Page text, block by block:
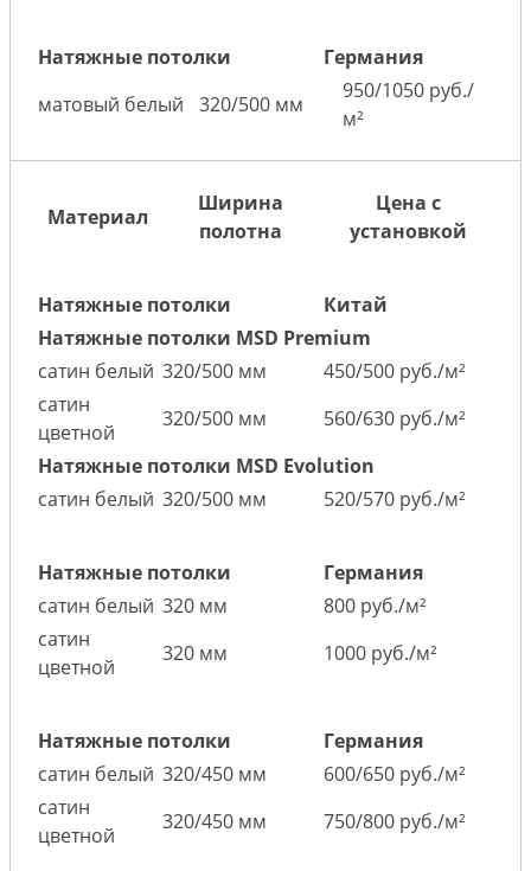
Натяжные потолки
Германия
матовый белый
320/500 мм
950/1050 руб./
м²
Материал
Ширина
полотна
Цена с
установкой
Натяжные потолки
Китай
Натяжные потолки MSD Premium
сатин белый 320/500 мм
450/500 руб./м²
сатин
цветной
320/500 мм
560/630 руб./м²
Натяжные потолки MSD Evolution
сатин белый 320/500 мм 520/570 руб./м²
Натяжные потолки
Германия
сатин белый 320 мм
800 руб./м²
сатин
цветной
320 мм 1000 руб./м²
Натяжные потолки
Германия
сатин белый 320/450 мм
600/650 руб./м²
сатин
цветной
320/450 мм 750/800 руб./м²